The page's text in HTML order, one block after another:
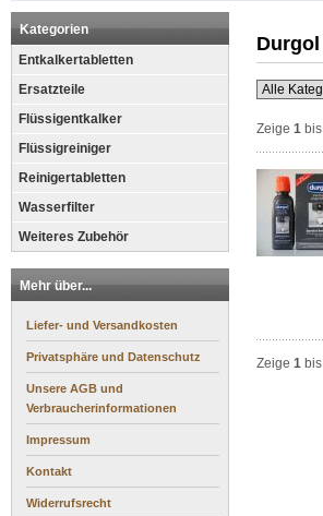
Kategorien
Entkalkertabletten
Ersatzteile
Flüssigentkalker
Flüssigreiniger
Reinigertabletten
Wasserfilter
Weiteres Zubehör
Mehr über...
Liefer- und Versandkosten
Privatsphäre und Datenschutz
Unsere AGB und
Verbraucherinformationen
Impressum
Kontakt
Widerrufsrecht
Durgol
Zeige 1 bis
Zeige 1 bis